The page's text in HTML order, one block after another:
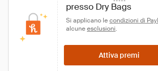
presso Dry Bags
Si applicano le condizioni di
alcune esclusioni.
Attiva premi